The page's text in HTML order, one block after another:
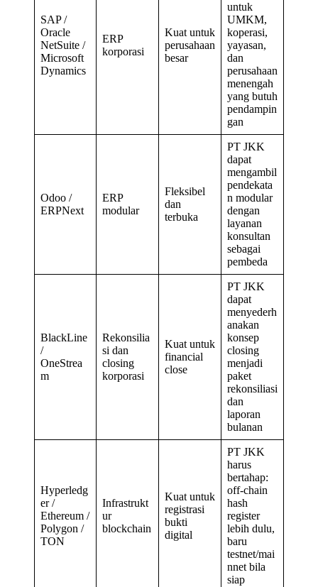
SAP /
Oracle
NetSuite /
Microsoft
Dynamics
ERP
korporasi
Kuat untuk
perusahaan
besar
untuk
UMKM,
koperasi,
yayasan,
dan
perusahaan
menengah
yang butuh
pendampin
gan
Odoo /
ERPNext
ERP
modular
Fleksibel
dan
terbuka
PT JKK
dapat
mengambil
pendekata
n modular
dengan
layanan
konsultan
sebagai
pembeda
BlackLine
/
OneStrea
m
Rekonsilia
si dan
closing
korporasi
Kuat untuk
financial
close
PT JKK
dapat
menyederh
anakan
konsep
closing
menjadi
paket
rekonsiliasi
dan
laporan
bulanan
Hyperledg
er /
Ethereum /
Polygon /
TON
Infrastrukt
ur
blockchain
Kuat untuk
registrasi
bukti
digital
PT JKK
harus
bertahap:
off-chain
hash
register
lebih dulu,
baru
testnet/mai
nnet bila
siap